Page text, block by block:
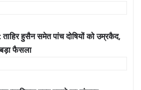
ताहिर हुसैन समेत पांच दोषियों को उम्रकैद,
फैसला